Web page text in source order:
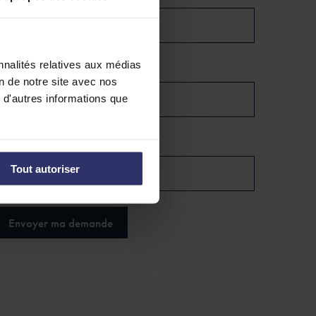
relatives aux médias
de notre site avec nos
informations que
Tout autoriser
prénom*